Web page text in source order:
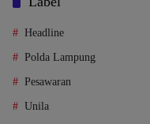
Headline
Polda Lampung
Pesawaran
Unila